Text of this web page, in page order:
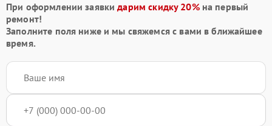
При оформлении заявкидарим скидку 20%на первый
ремонт!
Заполните поля ниже и мы свяжемся с вами в ближайшее
время.